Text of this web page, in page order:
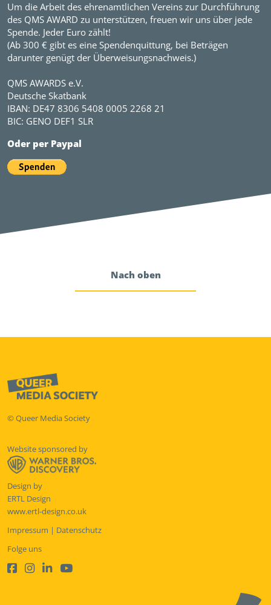
Um die Arbeit des ehrenamtlichen Vereins zur Durchführung
des QMS AWARD zu unterstützen, freuen wir uns über jede
Spende. Jeder Euro zählt!
(Ab 300 € gibt es eine Spendenquittung, bei Beträgen
darunter genügt der Überweisungsnachweis.)
QMS AWARDS e.V.
Deutsche Skatbank
IBAN: DE47 8306 5408 0005 2268 21
BIC: GENO DEF1 SLR
Oder per Paypal
Nach oben
© Queer Media Society
Website sponsored by
Design by
ERTL Design
www.ertl-design.co.uk
Impressum | Datenschutz
Folge uns